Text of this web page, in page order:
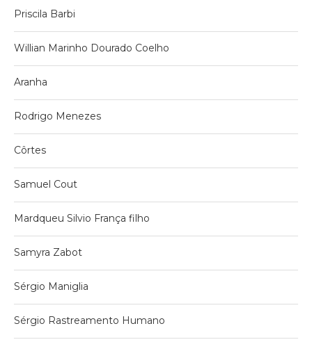
Priscila Barbi
Willian Marinho Dourado Coelho
Aranha
Rodrigo Menezes
Côrtes
Samuel Cout
Mardqueu Silvio França filho
Samyra Zabot
Sérgio Maniglia
Sérgio Rastreamento Humano